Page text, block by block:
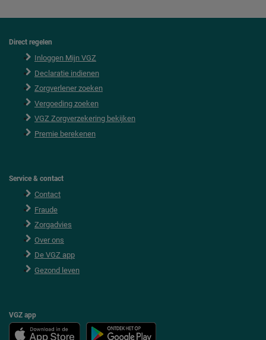
Direct regelen
Inloggen Mijn VGZ
Declaratie indienen
Zorgverlener zoeken
Vergoeding zoeken
VGZ Zorgverzekering bekijken
Premie berekenen
Service & contact
Contact
Fraude
Zorgadvies
Over ons
De VGZ app
Gezond leven
VGZ app